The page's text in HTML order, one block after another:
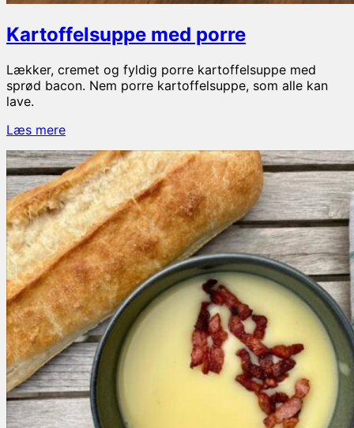
Kartoffelsuppe med porre
Lækker, cremet og fyldig porre kartoffelsuppe med
sprød bacon. Nem porre kartoffelsuppe, som alle kan
lave.
Læs mereKartoffelsuppe
porre